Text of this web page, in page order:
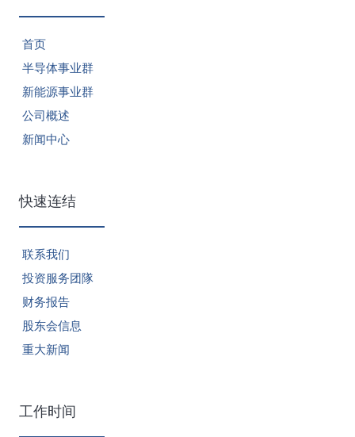
首页
半导体事业群
新能源事业群
公司概述
新闻中心
快速连结
联系我们
投资服务团隊
财务报告
股东会信息
重大新闻
工作时间